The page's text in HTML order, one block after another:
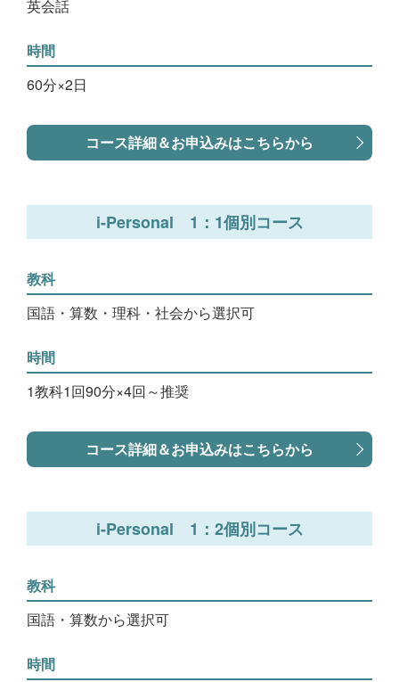
英会話
時間
60分×2日
コース詳細＆お申込みはこちらから
i-Personal 1：1個別コース
教科
国語・算数・理科・社会から選択可
時間
1教科1回90分×4回～推奨
コース詳細＆お申込みはこちらから
i-Personal 1：2個別コース
教科
国語・算数から選択可
時間